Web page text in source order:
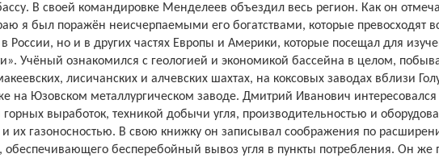
В своей командировке Менделеев объездил весь регион. Как он
я был поражён неисчерпаемыми его богатствами, которые превосходят
в России, но и в других частях Европы и Америки, которые посещал для
Учёный ознакомился с геологией и экономикой бассейна в целом,
лисичанских и алчевских шахтах, на коксовых заводах вблизи
на Юзовском металлургическом заводе. Дмитрий Иванович интересовался
горных выработок, техникой добычи угля, производительностью и
и их газоносностью. В свою книжку он записывал соображения по
обеспечивающего бесперебойный вывоз угля в пункты потребления. Он же